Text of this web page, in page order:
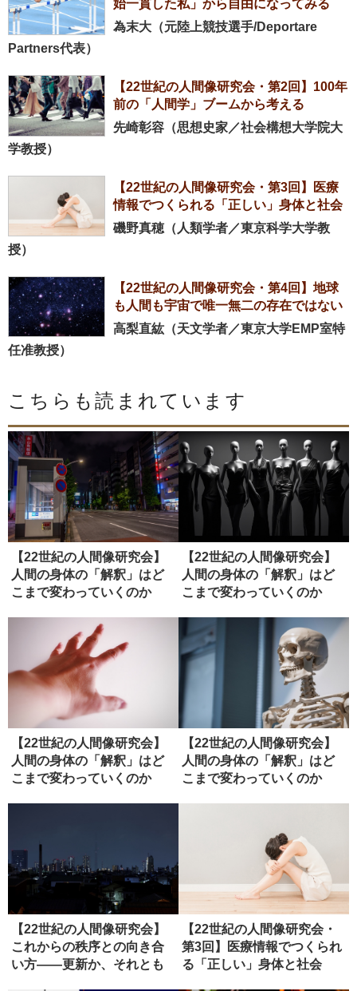
始一貫した私」から自由になってみる
為末大（元陸上競技選手/Deportare
Partners代表）
【22世紀の人間像研究会・第2回】100年
前の「人間学」ブームから考える
先崎彰容（思想史家／社会構想大学院大
学教授）
【22世紀の人間像研究会・第3回】医療
情報でつくられる「正しい」身体と社会
磯野真穂（人類学者／東京科学大学教
授）
【22世紀の人間像研究会・第4回】地球
も人間も宇宙で唯一無二の存在ではない
高梨直紘（天文学者／東京大学EMP室特
任准教授）
こちらも読まれています
【22世紀の人間像研究会】
人間の身体の「解釈」はど
こまで変わっていくのか
【22世紀の人間像研究会】
人間の身体の「解釈」はど
こまで変わっていくのか
【22世紀の人間像研究会】
人間の身体の「解釈」はど
こまで変わっていくのか
【22世紀の人間像研究会】
人間の身体の「解釈」はど
こまで変わっていくのか
【22世紀の人間像研究会】
これからの秩序との向き合
い方――更新か、それとも
【22世紀の人間像研究会・
第3回】医療情報でつくられ
る「正しい」身体と社会